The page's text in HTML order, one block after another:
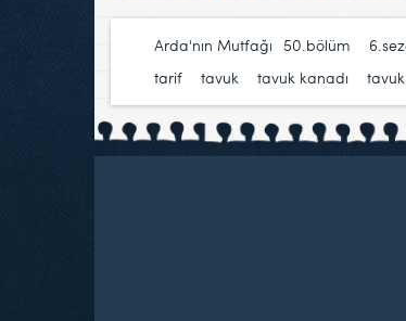
Arda'nın Mutfağı 50.bölüm
tarif
tavuk tavuk kanadı